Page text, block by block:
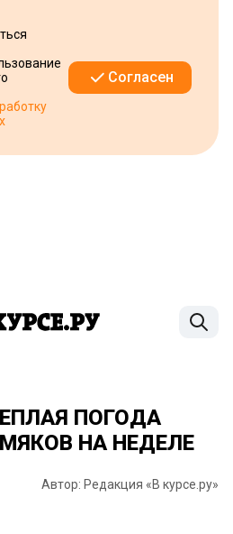
Согласен
ПОГОДА
НА НЕДЕЛЕ
Автор: Редакция «В курсе.ру»